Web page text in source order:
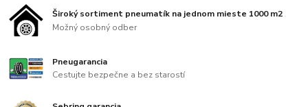
Široký sortiment pneumatík na jednom mieste 1000 m2
Možný osobný odber
Pneugarancia
Cestujte bezpečne a bez starostí